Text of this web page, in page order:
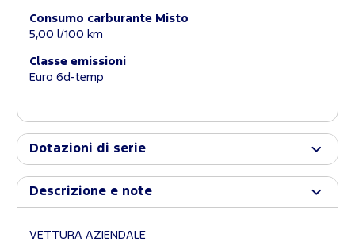
Consumo carburante Misto
5,00 l/100 km
Classe emissioni
Euro 6d-temp
Dotazioni di serie
Descrizione e note
VETTURA AZIENDALE